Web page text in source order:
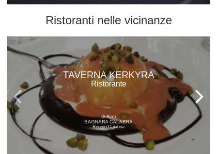
Ristoranti nelle vicinanze
TAVERNA KERKYRA
Ristorante
(8 Km)
BAGNARA CALABRA
Reggio Calabria